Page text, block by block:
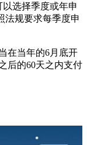
选择季度或年申
法规要求每季度申
在当年的6月底开
后的60天之内支付